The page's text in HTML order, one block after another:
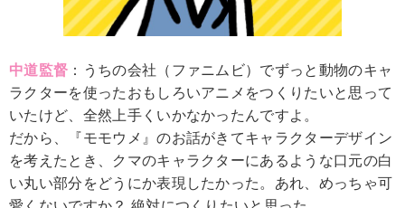
中道監督 ：うちの会社（ファニムビ）でずっと動物のキャ
ラクターを使ったおもしろいアニメをつくりたいと思って
いたけど、全然上手くいかなかったんですよ。
だから、『モモウメ』のお話がきてキャラクターデザイン
を考えたとき、クマのキャラクターにあるような口元の白
い丸い部分をどうにか表現したかった。あれ、めっちゃ可